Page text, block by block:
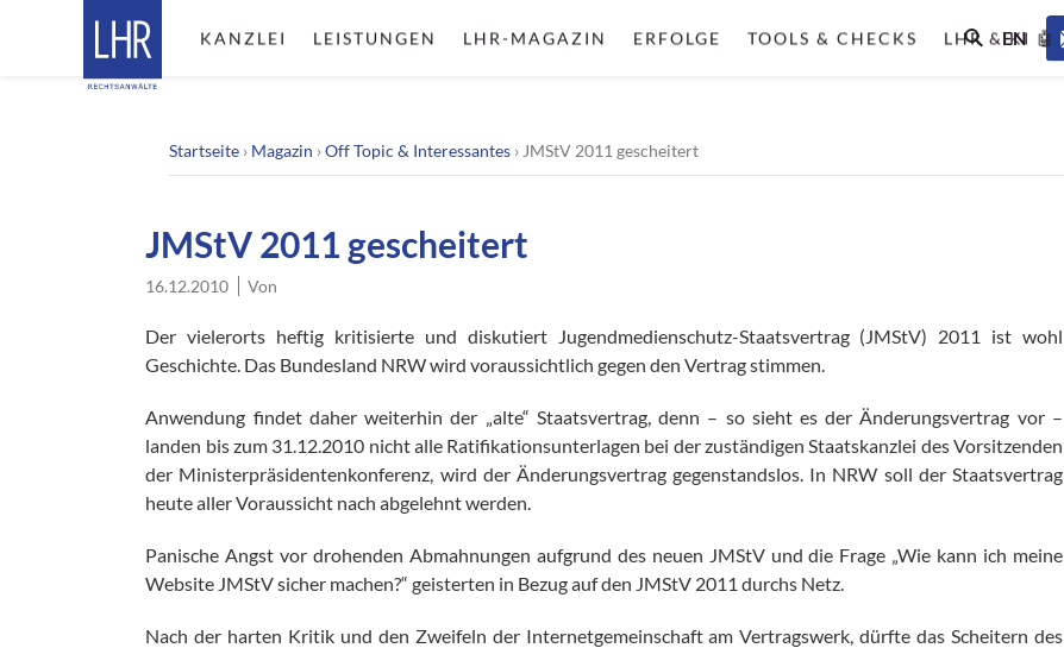
KANZLEI LEISTUNGEN LHR-MAGAZIN ERFOLGE TOOLS & CHECKS LHR & KI 🤖
EN
Startseite › Magazin ›Off Topic & Interessantes › JMStV 2011 gescheitert
JMStV 2011 gescheitert
16.12.2010 Von
Der vielerorts heftig kritisierte und diskutiert Jugendmedienschutz-Staatsvertrag (JMStV) 2011 ist wohl
Geschichte. Das Bundesland NRW wird voraussichtlich gegen den Vertrag stimmen.
Anwendung findet daher weiterhin der „alte“ Staatsvertrag, denn – so sieht es der Änderungsvertrag vor –
landen bis zum 31.12.2010 nicht alle Ratifikationsunterlagen bei der zuständigen Staatskanzlei des Vorsitzenden
der Ministerpräsidentenkonferenz, wird der Änderungsvertrag gegenstandslos. In NRW soll der Staatsvertrag
heute aller Voraussicht nach abgelehnt werden.
Panische Angst vor drohenden Abmahnungen aufgrund des neuen JMStV und die Frage „Wie kann ich meine
Website JMStV sicher machen?“ geisterten in Bezug auf den JMStV 2011 durchs Netz.
Nach der harten Kritik und den Zweifeln der Internetgemeinschaft am Vertragswerk, dürfte das Scheitern des